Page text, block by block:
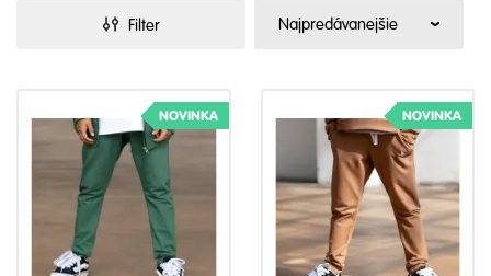
Filter
NOVINKA NOVINKA